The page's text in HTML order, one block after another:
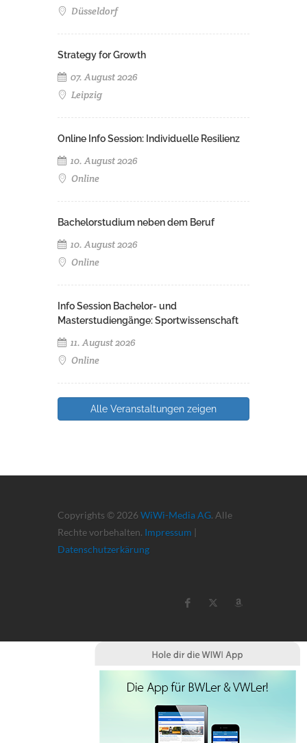
Düsseldorf
Strategy for Growth
07. August 2026
Leipzig
Online Info Session: Individuelle Resilienz
10. August 2026
Online
Bachelorstudium neben dem Beruf
10. August 2026
Online
Info Session Bachelor- und
Masterstudiengänge: Sportwissenschaft
11. August 2026
Online
Alle Veranstaltungen zeigen
Copyrights © 2026 WiWi-Media AG. Alle
Rechte vorbehalten. Impressum |
Datenschutzerkärung